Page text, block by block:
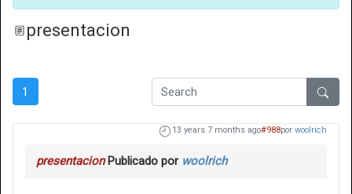
presentacion
1
13 years 7 months ago#988por woolrich
presentacionPublicado por woolrich